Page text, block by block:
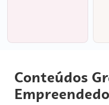
Conteúdos